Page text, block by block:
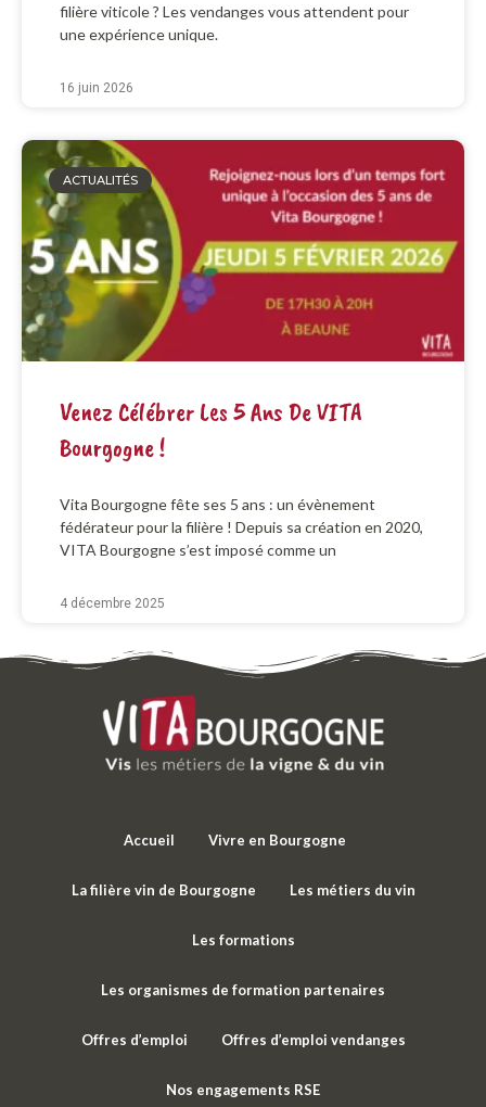
filière viticole ? Les vendanges vous attendent pour
une expérience unique.
16 juin 2026
ACTUALITÉS
Venez Célébrer Les 5 Ans De VITA
Bourgogne !
Vita Bourgogne fête ses 5 ans : un évènement
fédérateur pour la filière ! Depuis sa création en 2020,
VITA Bourgogne s’est imposé comme un
4 décembre 2025
Accueil Vivre en Bourgogne
La filière vin de Bourgogne Les métiers du vin
Les formations
Les organismes de formation partenaires
Offres d’emploi Offres d’emploi vendanges
Nos engagements RSE